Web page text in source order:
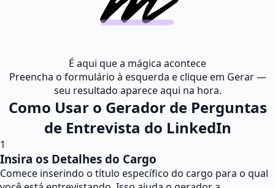
É aqui que a mágica acontece
Preencha o formulário à esquerda e clique em Gerar —
seu resultado aparece aqui na hora.
Como Usar o Gerador de Perguntas
de Entrevista do LinkedIn
1
Insira os Detalhes do Cargo
Comece inserindo o título específico do cargo para o qual